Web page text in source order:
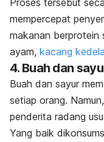
mempercepat
makanan berprotein
ayam, kacang
4. Buah dan
Buah dan sayur
setiap orang.
penderita radang
Yang baik